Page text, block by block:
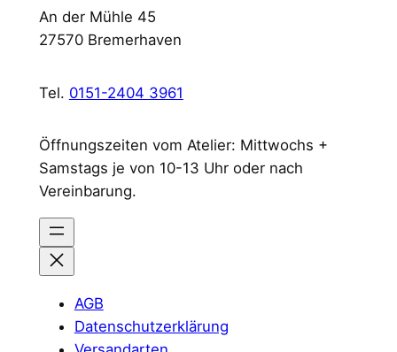
An der Mühle 45
27570 Bremerhaven
Tel. 0151-2404 3961
Öffnungszeiten vom Atelier: Mittwochs +
Samstags je von 10-13 Uhr oder nach
Vereinbarung.
AGB
Datenschutzerklärung